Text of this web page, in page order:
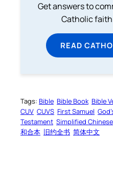
Get answers to
Catholic
READ
Tags: Bible Bible Book Bible
CUV CUVS First Samuel
Testament Simplified Chinese
和合本 旧约全书 简体中文